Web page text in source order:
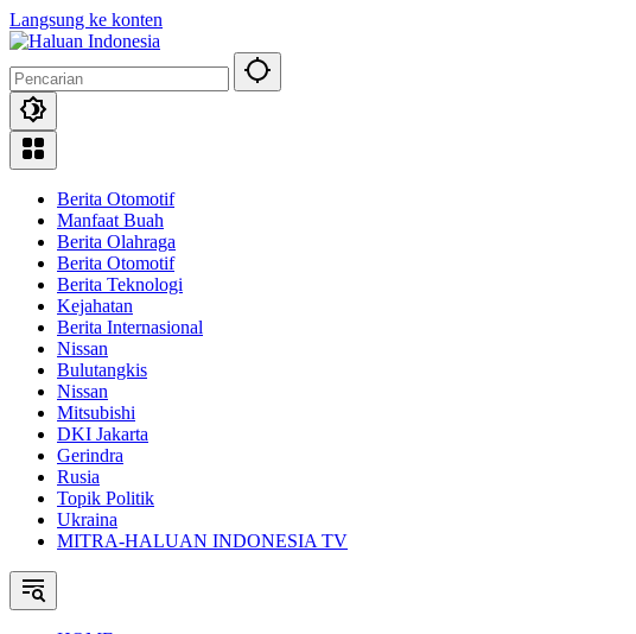
Langsung ke konten
Berita Otomotif
Manfaat Buah
Berita Olahraga
Berita Otomotif
Berita Teknologi
Kejahatan
Berita Internasional
Nissan
Bulutangkis
Nissan
Mitsubishi
DKI Jakarta
Gerindra
Rusia
Topik Politik
Ukraina
MITRA-HALUAN INDONESIA TV